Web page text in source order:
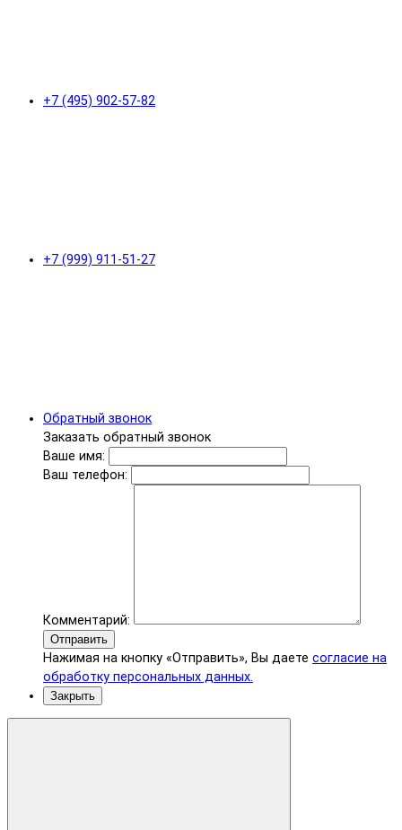
+7 (495) 902-57-82
+7 (999) 911-51-27
Обратный звонок
Заказать обратный звонок
Ваше имя:
Ваш телефон:
Комментарий:
Отправить
Нажимая на кнопку «Отправить», Вы даете согласие на
обработку персональных данных.
Закрыть